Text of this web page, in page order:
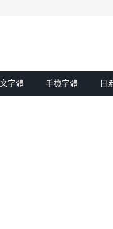
字體 手機字體 日